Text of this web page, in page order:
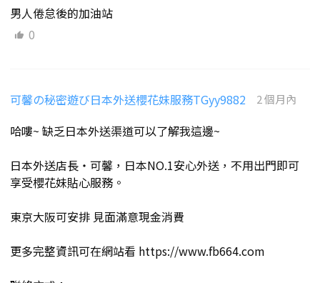
男人倦怠後的加油站
0
可馨の秘密遊び日本外送櫻花妹服務TGyy9882 2 個月內
哈嘍~ 缺乏日本外送渠道可以了解我這邊~
日本外送店長・可馨，日本NO.1安心外送，不用出門即可
享受櫻花妹貼心服務。
東京大阪可安排 見面滿意現金消費
更多完整資訊可在網站看 https://www.fb664.com